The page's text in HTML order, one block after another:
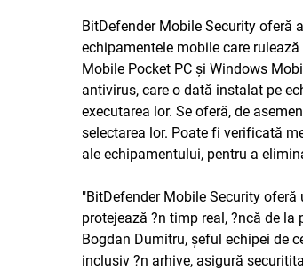
BitDefender Mobile Security oferă
echipamentele mobile care
Mobile Pocket PC şi Windows
antivirus, care o dată instalat pe
executarea lor. Se oferă, de
selectarea lor. Poate fi verificată
ale echipamentului, pentru a
"BitDefender Mobile Security
protejează ?n timp real, ?ncă de
Bogdan Dumitru, şeful echipei de
inclusiv ?n arhive, asigură